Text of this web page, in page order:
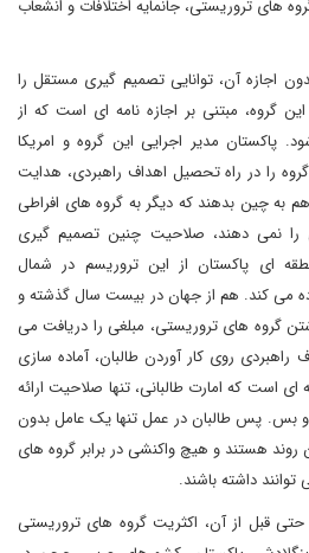
های تروریستی، جانمایه اختلافات و انشعاب
اجازه آن، توانایی تصمیم گیری مستقل را
گروه، مبتنی بر اجازه نامه ای است که از
مدیر اجرایی این گروه و امریکا
را در راه تحصیل اهداف راهبردی، هدایت
به چین بدهند که دیگر به گروه های افراطی
را نمی دهند، صلاحیت چنین تصمیم گیری
ای پاکستان از این تروریسم در شمال
می کند. هم از جهان در بیست سال گذشته و
گروه های تروریستی، مبلغی را دریافت می
روی کار آوردن طالبان، آماده سازی
است که امارت طالبانی، تنها صلاحیت ارائه
بس. پس طالبان در عمل تنها یک عامل بدون
هستند و هیچ واکنشی در برابر گروه های
داشته باشند.
قبل از آن، اکثریت گروه های تروریستی